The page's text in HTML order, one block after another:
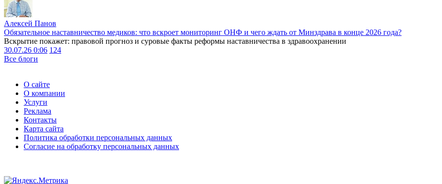
Алексей Панов
Обязательное наставничество медиков: что вскроет мониторинг ОНФ и чего ждать от Минздрава в конце 2026 года?
Вскрытие покажет: правовой прогноз и суровые факты реформы наставничества в здравоохранении
30.07.26 0:06 124
Все блоги
О сайте
О компании
Услуги
Реклама
Контакты
Карта сайта
Политика обработки персональных данных
Согласие на обработку персональных данных